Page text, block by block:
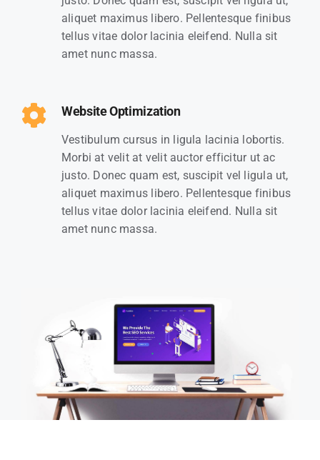
aliquet maximus libero. Pellentesque finibus
tellus vitae dolor lacinia eleifend. Nulla sit
amet nunc massa.
Website Optimization
Vestibulum cursus in ligula lacinia lobortis.
Morbi at velit at velit auctor efficitur ut ac
justo. Donec quam est, suscipit vel ligula ut,
aliquet maximus libero. Pellentesque finibus
tellus vitae dolor lacinia eleifend. Nulla sit
amet nunc massa.